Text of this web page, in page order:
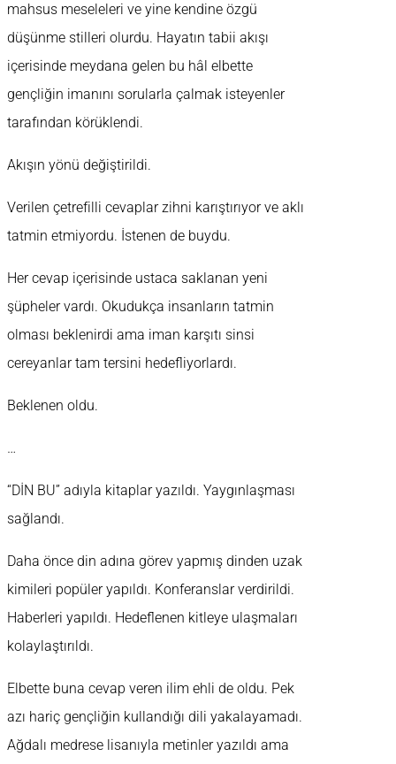
mahsus meseleleri ve yine kendine özgü
düşünme stilleri olurdu. Hayatın tabii akışı
içerisinde meydana gelen bu hâl elbette
gençliğin imanını sorularla çalmak isteyenler
tarafından körüklendi.
Akışın yönü değiştirildi.
Verilen çetrefilli cevaplar zihni karıştırıyor ve aklı
tatmin etmiyordu. İstenen de buydu.
Her cevap içerisinde ustaca saklanan yeni
şüpheler vardı. Okudukça insanların tatmin
olması beklenirdi ama iman karşıtı sinsi
cereyanlar tam tersini hedefliyorlardı.
Beklenen oldu.
…
“DİN BU” adıyla kitaplar yazıldı. Yaygınlaşması
sağlandı.
Daha önce din adına görev yapmış dinden uzak
kimileri popüler yapıldı. Konferanslar verdirildi.
Haberleri yapıldı. Hedeflenen kitleye ulaşmaları
kolaylaştırıldı.
Elbette buna cevap veren ilim ehli de oldu. Pek
azı hariç gençliğin kullandığı dili yakalayamadı.
Ağdalı medrese lisanıyla metinler yazıldı ama